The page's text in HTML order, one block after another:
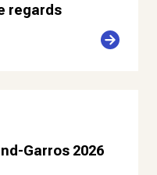
regards
Garros 2026